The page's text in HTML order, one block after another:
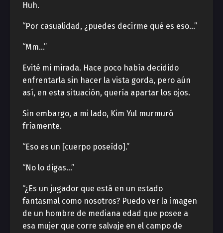
Huh.
“Por casualidad, ¿puedes decirme qué es eso…”
“Mm…”
Evité mi mirada. Hace poco había decidido
enfrentarla sin hacer la vista gorda, pero aún
así, en esta situación, quería apartar los ojos.
Sin embargo, a mi lado, Kim Yul murmuró
fríamente.
“Eso es un [cuerpo poseído].”
“No lo digas…”
“¿Es un jugador que está en un estado
fantasmal como nosotros? Puedo ver la imagen
de un hombre de mediana edad que posee a
esa mujer que corre salvaje en el campo de